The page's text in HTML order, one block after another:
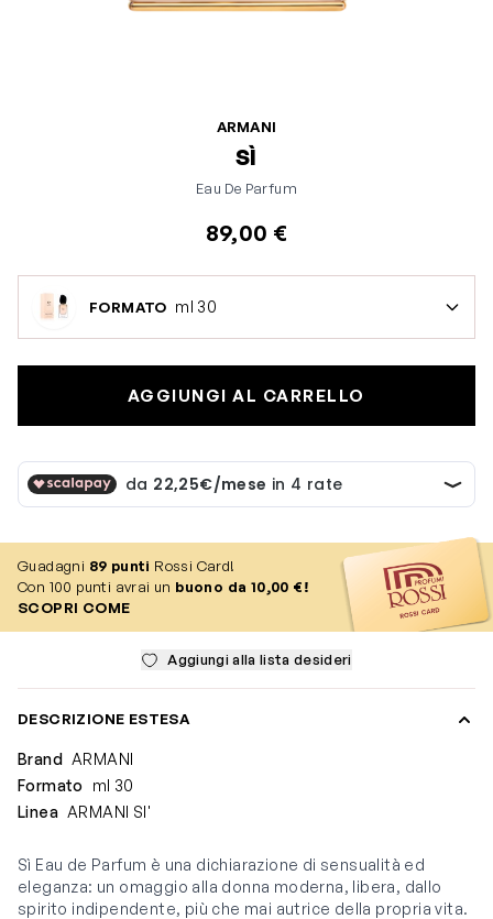
ARMANI
SÌ
Eau De Parfum
89,00 €
FORMATO ml 30
AGGIUNGI AL CARRELLO
Guadagni 89 punti Rossi Card!
Con 100 punti avrai un buono da 10,00 €!
SCOPRI COME
Aggiungi alla lista desideri
DESCRIZIONE ESTESA
Brand ARMANI
Formato
ml 30
Linea ARMANI SI'
Sì Eau de Parfum è una dichiarazione di sensualità ed
eleganza: un omaggio alla donna moderna, libera, dallo
spirito indipendente, più che mai autrice della propria vita.